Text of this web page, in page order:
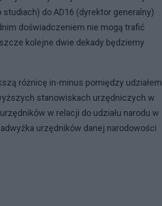
do AD16 (dyrektor generalny)
doświadczeniem nie mogą trafić
kolejne dwie dekady będziemy
różnicę in-minus pomiędzy udziałem
stanowiskach urzędniczych w
w relacji do udziału narodu w
urzędników danej narodowości